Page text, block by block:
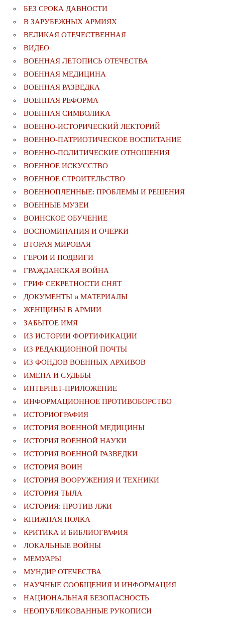
БЕЗ СРОКА ДАВНОСТИ
В ЗАРУБЕЖНЫХ АРМИЯХ
ВЕЛИКАЯ ОТЕЧЕСТВЕННАЯ
ВИДЕО
ВОЕННАЯ ЛЕТОПИСЬ ОТЕЧЕСТВА
ВОЕННАЯ МЕДИЦИНА
ВОЕННАЯ РАЗВЕДКА
ВОЕННАЯ РЕФОРМА
ВОЕННАЯ СИМВОЛИКА
ВОЕННО-ИСТОРИЧЕСКИЙ ЛЕКТОРИЙ
ВОЕННО-ПАТРИОТИЧЕСКОЕ ВОСПИТАНИЕ
ВОЕННО-ПОЛИТИЧЕСКИE ОТНОШЕНИЯ
ВОЕННОЕ ИСКУССТВО
ВОЕННОЕ СТРОИТЕЛЬСТВО
ВОЕННОПЛЕННЫЕ: ПРОБЛЕМЫ И РЕШЕНИЯ
ВОЕННЫЕ МУЗЕИ
ВОИНСКОЕ ОБУЧЕНИЕ
ВОСПОМИНАНИЯ И ОЧЕРКИ
ВТОРАЯ МИРОВАЯ
ГЕРОИ И ПОДВИГИ
ГРАЖДАНСКАЯ ВОЙНА
ГРИФ СЕКРЕТНОСТИ СНЯТ
ДОКУМЕНТЫ и МАТЕРИАЛЫ
ЖЕНЩИНЫ В АРМИИ
ЗАБЫТОЕ ИМЯ
ИЗ ИСТОРИИ ФОРТИФИКАЦИИ
ИЗ РЕДАКЦИОННОЙ ПОЧТЫ
ИЗ ФОНДОВ ВОЕННЫХ АРХИВОВ
ИМЕНА И СУДЬБЫ
ИНТЕРНЕТ-ПРИЛОЖЕНИЕ
ИНФОРМАЦИОННОЕ ПРОТИВОБОРСТВО
ИСТОРИОГРАФИЯ
ИСТОРИЯ ВОЕННОЙ МЕДИЦИНЫ
ИСТОРИЯ ВОЕННОЙ НАУКИ
ИСТОРИЯ ВОЕННОЙ РАЗВЕДКИ
ИСТОРИЯ ВОИН
ИСТОРИЯ ВООРУЖЕНИЯ И ТЕХНИКИ
ИСТОРИЯ ТЫЛА
ИСТОРИЯ: ПРОТИВ ЛЖИ
КНИЖНАЯ ПОЛКА
КРИТИКА И БИБЛИОГРАФИЯ
ЛОКАЛЬНЫЕ ВОЙНЫ
МЕМУАРЫ
МУНДИР ОТЕЧЕСТВА
НАУЧНЫЕ СООБЩЕНИЯ И ИНФОРМАЦИЯ
НАЦИОНАЛЬНАЯ БЕЗОПАСНОСТЬ
НЕОПУБЛИКОВАННЫЕ РУКОПИСИ